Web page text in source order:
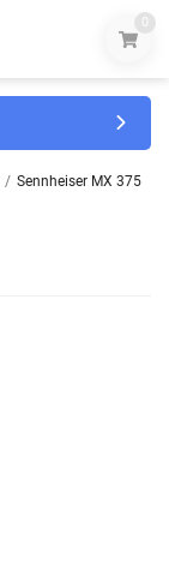
0
/ Sennheiser MX 375